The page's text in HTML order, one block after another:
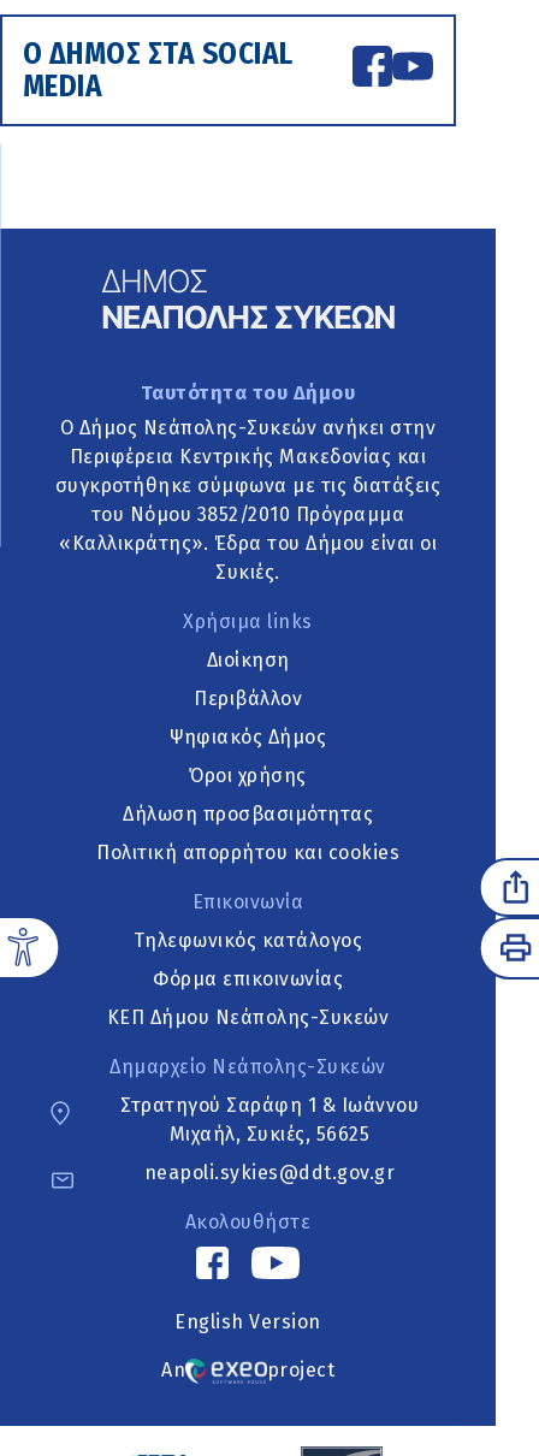
Ο ΔΗΜΟΣ ΣΤΑ SOCIAL
MEDIA
Ταυτότητα του Δήμου
Ο Δήμος Νεάπολης-Συκεών ανήκει στην
Περιφέρεια Κεντρικής Μακεδονίας και
συγκροτήθηκε σύμφωνα με τις διατάξεις
του Νόμου 3852/2010 Πρόγραμμα
«Καλλικράτης». Έδρα του Δήμου είναι οι
Συκιές.
Χρήσιμα links
Διοίκηση
Περιβάλλον
Ψηφιακός Δήμος
Όροι χρήσης
Δήλωση προσβασιμότητας
Πολιτική απορρήτου και cookies
Επικοινωνία
Τηλεφωνικός κατάλογος
Φόρμα επικοινωνίας
ΚΕΠ Δήμου Νεάπολης-Συκεών
Δημαρχείο Νεάπολης-Συκεών
Στρατηγού Σαράφη 1 & Ιωάννου
Μιχαήλ, Συκιές, 56625
neapoli.sykies@ddt.gov.gr
Ακολουθήστε
English Version
An project